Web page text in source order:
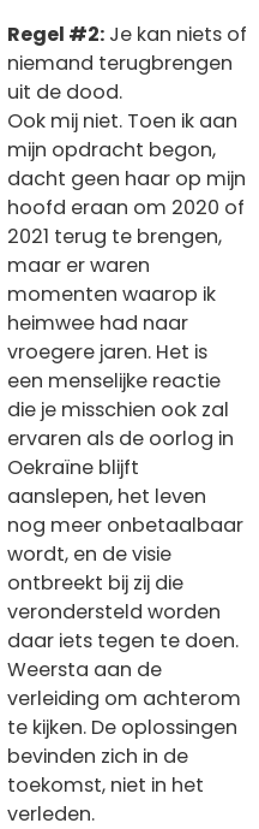
Regel #2: Je kan niets of
niemand terugbrengen
uit de dood.
Ook mij niet. Toen ik aan
mijn opdracht begon,
dacht geen haar op mijn
hoofd eraan om 2020 of
2021 terug te brengen,
maar er waren
momenten waarop ik
heimwee had naar
vroegere jaren. Het is
een menselijke reactie
die je misschien ook zal
ervaren als de oorlog in
Oekraïne blijft
aanslepen, het leven
nog meer onbetaalbaar
wordt, en de visie
ontbreekt bij zij die
verondersteld worden
daar iets tegen te doen.
Weersta aan de
verleiding om achterom
te kijken. De oplossingen
bevinden zich in de
toekomst, niet in het
verleden.